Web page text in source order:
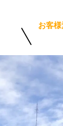
お客